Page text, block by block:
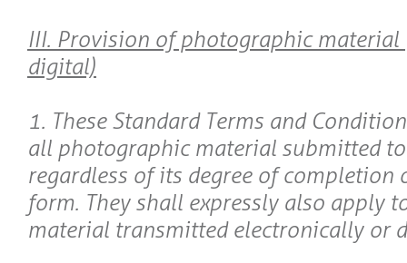
III. Provision of photographic material
digital)
1. These Standard Terms and
all photographic material submitted
regardless of its degree of completion
form. They shall expressly also apply
material transmitted electronically or